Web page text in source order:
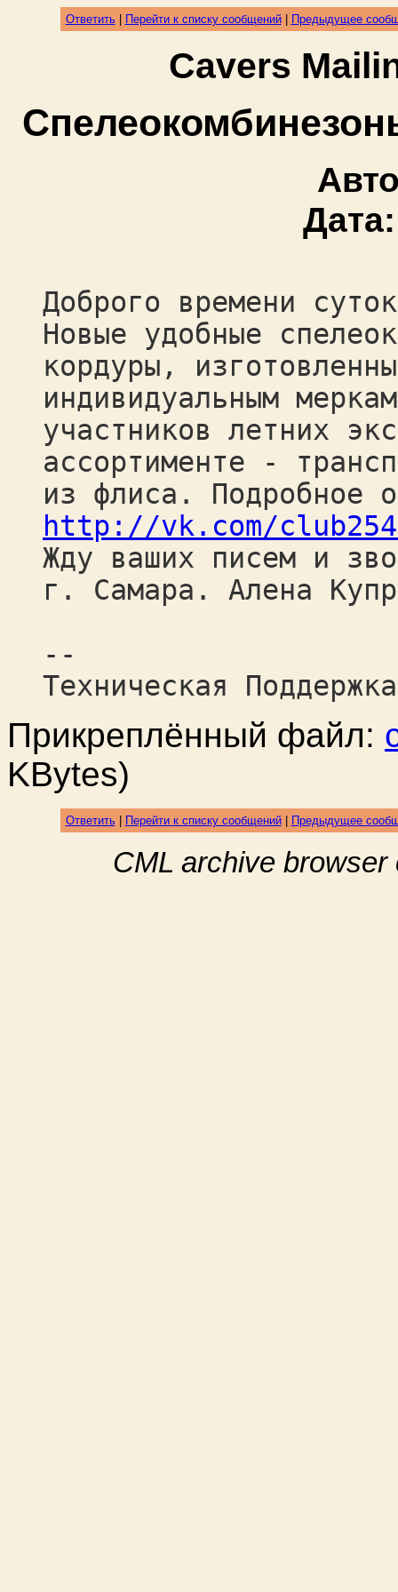
Ответить| Перейти к списку сообщений| Предыдущее
Cavers
Доброго времени
Новые удобные
кордуры,
индивидуальным
участников летних
ассортименте -
из флиса. Подробное
http://vk.com/
Жду ваших писем и
г. Самара. Алена
--
Техническая Поддержка
Прикреплённый файл:
KBytes)
Ответить| Перейти к списку сообщений| Предыдущее
CML archive